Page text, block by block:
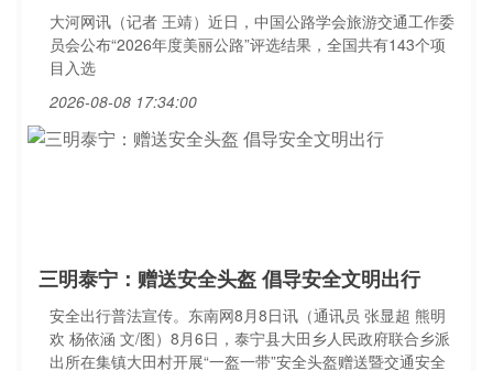
大河网讯（记者 王靖）近日，中国公路学会旅游交通工作委
员会公布“2026年度美丽公路”评选结果，全国共有143个项
目入选
2026-08-08 17:34:00
三明泰宁：赠送安全头盔 倡导安全文明出行
安全出行普法宣传。东南网8月8日讯（通讯员 张显超 熊明
欢 杨依涵 文/图）8月6日，泰宁县大田乡人民政府联合乡派
出所在集镇大田村开展“一盔一带”安全头盔赠送暨交通安全